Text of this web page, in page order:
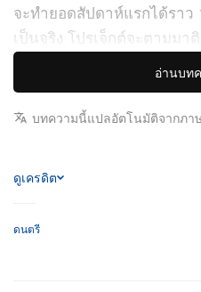
จะทำยอดสัปดาห์แรกได้ราว
เป็นจริง โปรเจ็กต์จะตามม
ของ BTS อย่าง
ARIRANG
.
การตลาดเต็มรูปแบบจากค่
(prediction markets) ต่าง ๆ
ให้คะแนนแรงที่ 3.4 เต็ม 10
จุดกระแสสตรีมมิงได้อย่าง
อ่านบท
บทความนี้แปลอัตโนมัติจากภา
ดูเครดิต
ดนตรี